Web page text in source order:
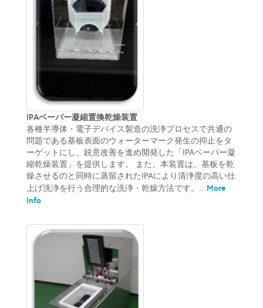
IPAベーパー凝縮置換乾燥装置
各種半導体・電子デバイス製造の洗浄プロセスで共通の
問題である基板表面のウォーターマーク発生の抑止をタ
ーゲットにし、鋭意改善を進め開発した「IPAベーパー凝
縮乾燥装置」を提供します。 また、本装置は、基板を乾
燥させるのと同時に蒸留されたIPAにより清浄度の高い仕
上げ洗浄を行う合理的な洗浄・乾燥方法です。... More
Info